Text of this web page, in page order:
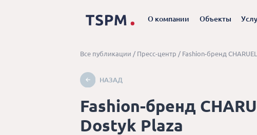
О компании Объекты
Все публикации / Пресс-центр / Fashion-бренд
НАЗАД
Fashion-бренд
Dostyk Plaza